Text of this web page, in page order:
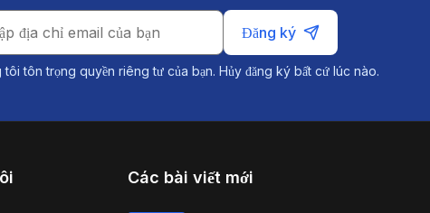
Đăng ký
tôi tôn trọng quyền riêng tư của bạn. Hủy đăng ký bất cứ lúc nào.
Các bài viết mới